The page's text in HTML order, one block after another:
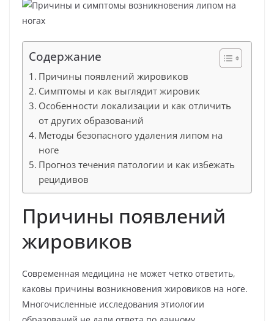
Содержание
Причины появлений жировиков
Симптомы и как выглядит жировик
Особенности локализации и как отличить
от других образований
Методы безопасного удаления липом на
ноге
Прогноз течения патологии и как избежать
рецидивов
Причины появлений
жировиков
Современная медицина не может четко ответить,
каковы причины возникновения жировиков на ноге.
Многочисленные исследования этиологии